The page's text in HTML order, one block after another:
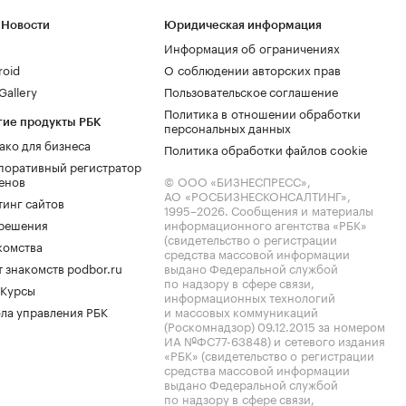
продукты РБК
для бизнеса
регистратор
сайтов
знакомств podbor.ru
управления РБК
Юридическая информация
Информация об ограничениях
О соблюдении авторских прав
Пользовательское соглашение
Политика в отношении обработки
персональных данных
Политика обработки файлов cookie
© ООО «БИЗНЕСПРЕСС»,
АО «РОСБИЗНЕСКОНСАЛТИНГ»,
1995–2026. Сообщения и материалы
информационного агентства «РБК»
(свидетельство о регистрации
средства массовой информации
выдано Федеральной службой
по надзору в сфере связи,
информационных технологий
и массовых коммуникаций
(Роскомнадзор) 09.12.2015 за номером
ИА №ФС77-63848) и сетевого издания
«РБК» (свидетельство о регистрации
средства массовой информации
выдано Федеральной службой
по надзору в сфере связи,